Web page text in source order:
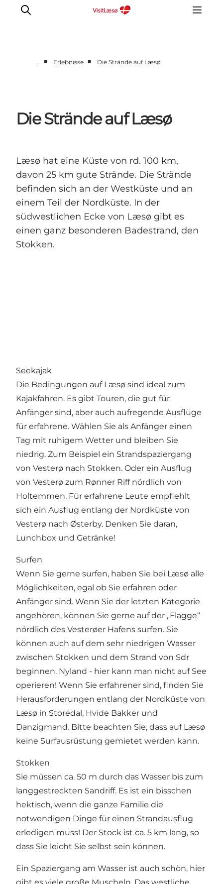
Erfahrungen
Planen Sie Ihre Reise
Restaurants
… ■ Erlebnisse ■ Die Strände auf Læsø
Die Strände auf Læsø
Læsø hat eine Küste von rd. 100 km,
davon 25 km gute Strände. Die Strände
befinden sich an der Westküste und an
einem Teil der Nordküste. In der
südwestlichen Ecke von Læsø gibt es
einen ganz besonderen Badestrand, den
Stokken.
Seekajak
Die Bedingungen auf Læsø sind ideal zum
Kajakfahren. Es gibt Touren, die gut für
Anfänger sind, aber auch aufregende Ausflüge
für erfahrene. Wählen Sie als Anfänger einen
Tag mit ruhigem Wetter und bleiben Sie
niedrig. Zum Beispiel ein Strandspaziergang
von Vesterø nach Stokken. Oder ein Ausflug
von Vesterø zum Rønner Riff nördlich von
Holtemmen. Für erfahrene Leute empfiehlt
sich ein Ausflug entlang der Nordküste von
Vesterø nach Østerby. Denken Sie daran,
Lunchbox und Getränke!
Surfen
Wenn Sie gerne surfen, haben Sie bei Læsø alle
Möglichkeiten, egal ob Sie erfahren oder
Anfänger sind. Wenn Sie der letzten Kategorie
angehören, können Sie gerne auf der „Flagge“
nördlich des Vesterøer Hafens surfen. Sie
können auch auf dem sehr niedrigen Wasser
zwischen Stokken und dem Strand von Sdr
beginnen. Nyland - hier kann man nicht auf See
operieren! Wenn Sie erfahrener sind, finden Sie
Herausforderungen entlang der Nordküste von
Læsø in Storedal, Hvide Bakker und
Danzigmand. Bitte beachten Sie, dass auf Læsø
keine Surfausrüstung gemietet werden kann.
Stokken
Sie müssen ca. 50 m durch das Wasser bis zum
langgestreckten Sandriff. Es ist ein bisschen
hektisch, wenn die ganze Familie die
notwendigen Dinge für einen Strandausflug
erledigen muss! Der Stock ist ca. 5 km lang, so
dass Sie leicht Sie selbst sein können.
Ein Spaziergang am Wasser ist auch schön, hier